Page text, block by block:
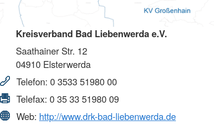
Kreisverband Bad Liebenwerda e.V.
Saathainer Str. 12
04910 Elsterwerda
Telefon: 0 3533 51980 00
Telefax: 0 35 33 51980 09
Web: http://www.drk-bad-liebenwerda.de